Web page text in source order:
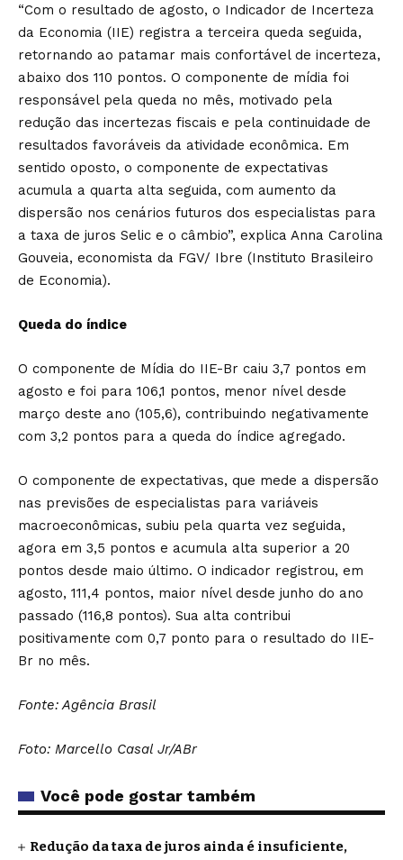
“Com o resultado de agosto, o Indicador de Incerteza
da Economia (IIE) registra a terceira queda seguida,
retornando ao patamar mais confortável de incerteza,
abaixo dos 110 pontos. O componente de mídia foi
responsável pela queda no mês, motivado pela
redução das incertezas fiscais e pela continuidade de
resultados favoráveis da atividade econômica. Em
sentido oposto, o componente de expectativas
acumula a quarta alta seguida, com aumento da
dispersão nos cenários futuros dos especialistas para
a taxa de juros Selic e o câmbio”, explica Anna Carolina
Gouveia, economista da FGV/ Ibre (Instituto Brasileiro
de Economia).
Queda do índice
O componente de Mídia do IIE-Br caiu 3,7 pontos em
agosto e foi para 106,1 pontos, menor nível desde
março deste ano (105,6), contribuindo negativamente
com 3,2 pontos para a queda do índice agregado.
O componente de expectativas, que mede a dispersão
nas previsões de especialistas para variáveis
macroeconômicas, subiu pela quarta vez seguida,
agora em 3,5 pontos e acumula alta superior a 20
pontos desde maio último. O indicador registrou, em
agosto, 111,4 pontos, maior nível desde junho do ano
passado (116,8 pontos). Sua alta contribui
positivamente com 0,7 ponto para o resultado do IIE-
Br no mês.
Fonte: Agência Brasil
Foto: Marcello Casal Jr/ABr
Você pode gostar também
Redução da taxa de juros ainda é insuficiente,